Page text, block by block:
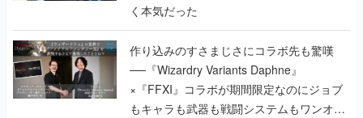
く本気だった
作り込みのすさまじさにコラボ先も驚嘆
──『Wizardry Variants Daphne』
×『FFXI』コラボが期間限定なのにジョブ
もキャラも武器も戦闘システムもワンオフ